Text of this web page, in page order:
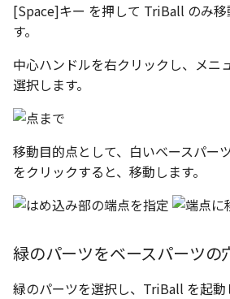
[Space]キー を押して TriBall のみ
す。
中心ハンドルを右クリックし、メニ
選択します。
移動目的点として、白いベースパー
をクリックすると、移動します。
緑のパーツをベースパーツの
緑のパーツを選択し、TriBall を起動